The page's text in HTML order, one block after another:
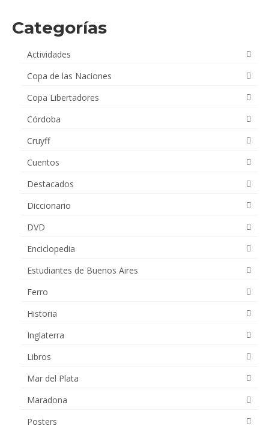
Categorías
Actividades
Copa de las Naciones
Copa Libertadores
Córdoba
Cruyff
Cuentos
Destacados
Diccionario
DVD
Enciclopedia
Estudiantes de Buenos Aires
Ferro
Historia
Inglaterra
Libros
Mar del Plata
Maradona
Posters